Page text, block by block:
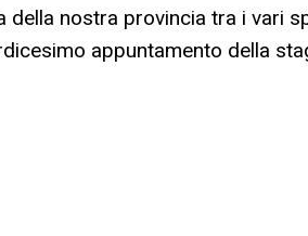
della nostra provincia tra i vari
appuntamento della